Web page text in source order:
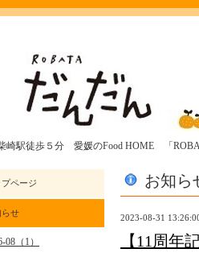
崎駅徒歩５分 愛媛のFood HOME 「
お知ら
2023-08-31
【11周年
プページ
らせ
08（1）